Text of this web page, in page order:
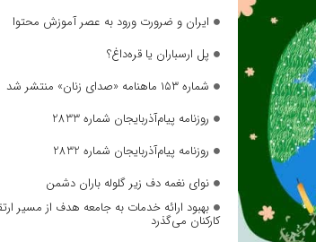
ایران و ضرورت ورود به عصر آموزش محتوا
پل ارسباران یا قره‌داغ؟
شماره ۱۵۳ ماهنامه «صدای زنان» منتشر شد
روزنامه پیام‌آذربایجان شماره 2833
روزنامه پیام‌آذربایجان شماره 2832
نوای نغمه دف زیر گلوله باران دشمن
بهبود ارائه خدمات به جامعه هدف از مسیر
کارکنان می‌گذرد